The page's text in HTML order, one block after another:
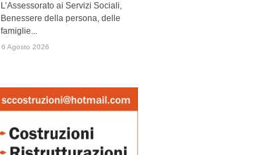
L’Assessorato ai Servizi Sociali,
Benessere della persona, delle
famiglie...
6 Agosto 2026